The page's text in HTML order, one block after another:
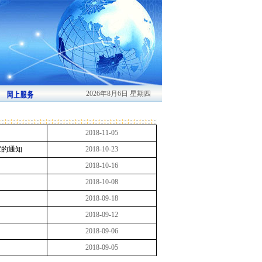
2026年8月6日 星期四
2018-11-05
通知
2018-10-23
2018-10-16
2018-10-08
2018-09-18
2018-09-12
2018-09-06
2018-09-05